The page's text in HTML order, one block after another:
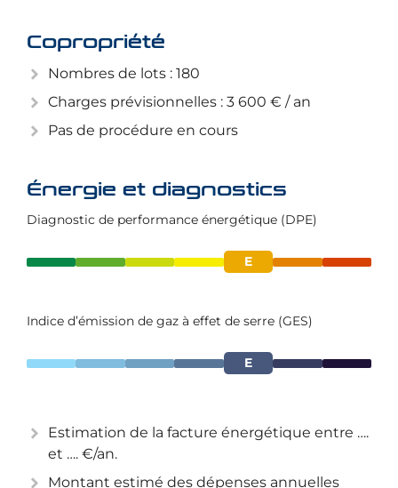
Copropriété
Nombres de lots : 180
Charges prévisionnelles : 3 600 € / an
Pas de procédure en cours
Énergie et diagnostics
Diagnostic de performance énergétique (DPE)
E
Indice d’émission de gaz à effet de serre (GES)
E
Estimation de la facture énergétique entre ….
et …. €/an.
Montant estimé des dépenses annuelles